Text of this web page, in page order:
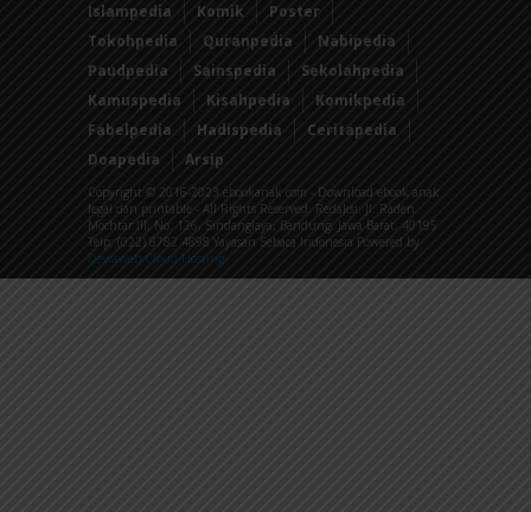
Islampedia
Komik
Poster
Tokohpedia
Quranpedia
Nabipedia
Paudpedia
Sainspedia
Sekolahpedia
Kamuspedia
Kisahpedia
Komikpedia
Fabelpedia
Hadispedia
Ceritapedia
Doapedia
Arsip
Copyright © 2016-2023 ebookanak.com - Download ebook anak
legal dan printable - All Rights Reserved. Redaksi: Jl. Raden
Mochtar III, No. 126, Sindanglaya, Bandung, Jawa Barat, 40195
Telp: (022) 8782 4898 Yayasan Sebaca Indonesia Powered by
Dewaweb Cloud Hosting